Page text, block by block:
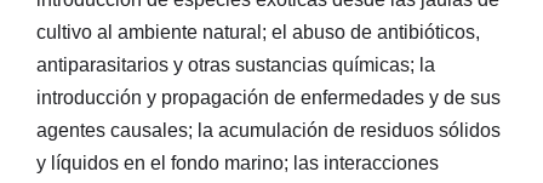
cultivo al ambiente natural; el abuso de antibióticos,
antiparasitarios y otras sustancias químicas; la
introducción y propagación de enfermedades y de sus
agentes causales; la acumulación de residuos sólidos
y líquidos en el fondo marino; las interacciones